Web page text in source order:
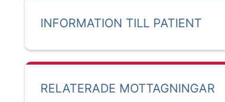
INFORMATION TILL PATIENT
RELATERADE MOTTAGNINGAR